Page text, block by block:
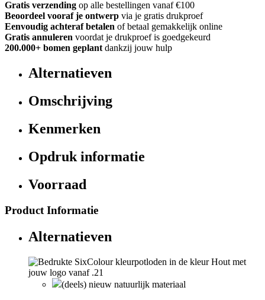
Gratis verzending op alle bestellingen vanaf €100
Beoordeel vooraf je ontwerp via je gratis drukproef
Eenvoudig achteraf betalen of betaal gemakkelijk online
Gratis annuleren voordat je drukproef is goedgekeurd
200.000+ bomen geplant dankzij jouw hulp
Alternatieven
Omschrijving
Kenmerken
Opdruk informatie
Voorraad
Product Informatie
Alternatieven
(deels) nieuw natuurlijk materiaal